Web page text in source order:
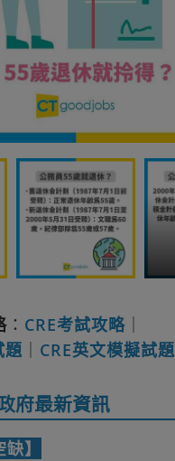
： CRE考試攻略
題
CRE英文模擬試題
府最新資訊
】